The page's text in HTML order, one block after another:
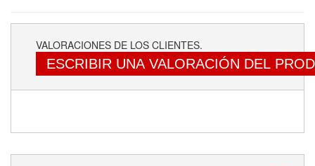
VALORACIONES DE LOS CLIENTES.
ESCRIBIR UNA VALORACIÓN DEL